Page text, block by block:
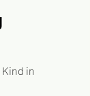
Kind in